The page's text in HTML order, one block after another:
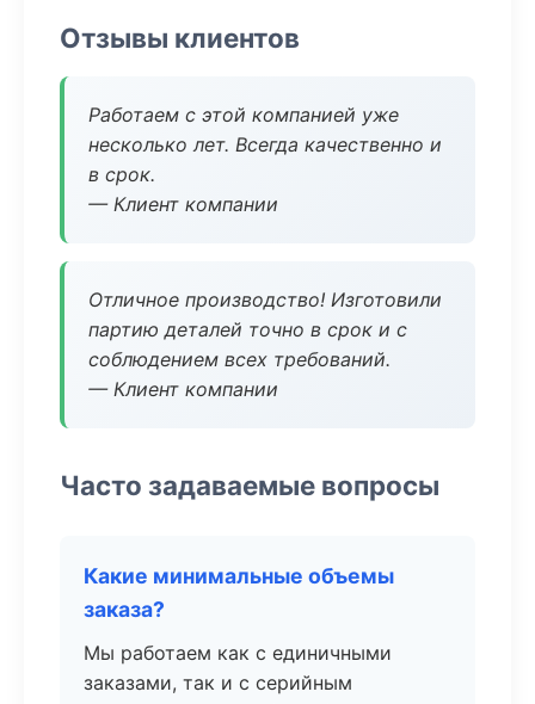
Отзывы клиентов
Работаем с этой компанией уже
несколько лет. Всегда качественно и
в срок.
— Клиент компании
Отличное производство! Изготовили
партию деталей точно в срок и с
соблюдением всех требований.
— Клиент компании
Часто задаваемые вопросы
Какие минимальные объемы
заказа?
Мы работаем как с единичными
заказами, так и с серийным